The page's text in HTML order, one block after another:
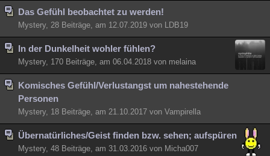
Das Gefühl beobachtet zu werden!
Mystery, 28 Beiträge, am 12.07.2019 von LDB19
In der Dunkelheit wohler fühlen?
Mystery, 170 Beiträge, am 06.04.2018 von melaina
Komisches Gefühl/Verlustangst um nahestehende
Personen
Mystery, 18 Beiträge, am 21.10.2017 von Vampirella
Übernatürliches/Geist finden bzw. sehen; aufspüren
Mystery, 48 Beiträge, am 31.03.2016 von Micha007